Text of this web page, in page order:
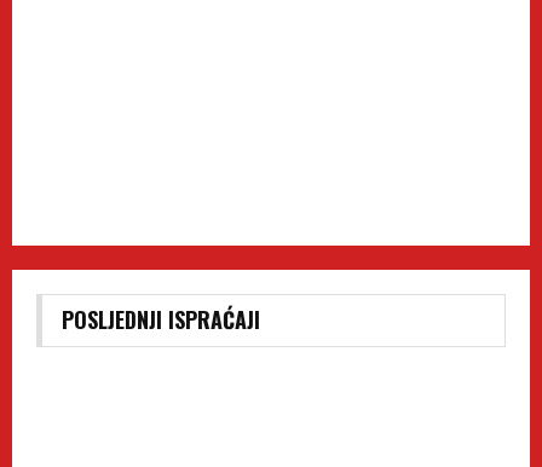
POSLJEDNJI ISPRAĆAJI